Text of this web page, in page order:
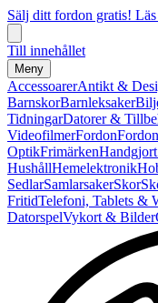
Sälj ditt fordon gratis!
Till innehållet
Meny
AccessoarerAntikt &
BarnskorBarnleksaker
TidningarDatorer &
VideofilmerFordon
OptikFrimärken
HushållHemelektronik
SedlarSamlarsakerSkor
FritidTelefoni, Tablets &
DatorspelVykort & Bilder